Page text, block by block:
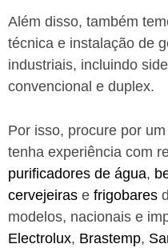
Além disso, também
técnica e instalação de
industriais, incluindo
convencional e duplex.
Por isso, procure por um
tenha experiência com
purificadores de água,
cervejeiras e frigobares
modelos, nacionais e
Electrolux, Brastemp,